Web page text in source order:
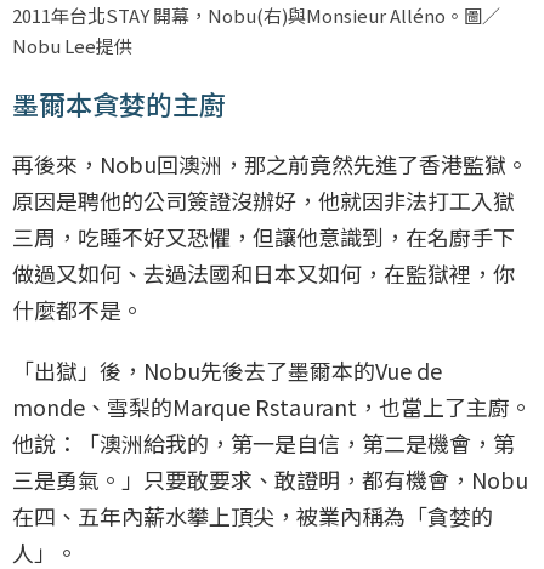
2011年台北STAY 開幕，Nobu(右)與Monsieur Alléno。圖／
Nobu Lee提供
墨爾本貪婪的主廚
再後來，Nobu回澳洲，那之前竟然先進了香港監獄。
原因是聘他的公司簽證沒辦好，他就因非法打工入獄
三周，吃睡不好又恐懼，但讓他意識到，在名廚手下
做過又如何、去過法國和日本又如何，在監獄裡，你
什麼都不是。
「出獄」後，Nobu先後去了墨爾本的Vue de
monde、雪梨的Marque Rstaurant，也當上了主廚。
他說：「澳洲給我的，第一是自信，第二是機會，第
三是勇氣。」只要敢要求、敢證明，都有機會，Nobu
在四、五年內薪水攀上頂尖，被業內稱為「貪婪的
人」。